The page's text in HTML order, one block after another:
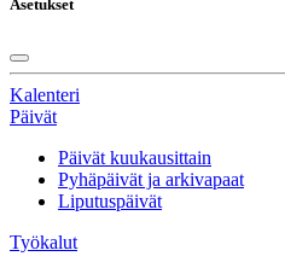
Asetukset
Kalenteri
Päivät
Päivät kuukausittain
Pyhäpäivät ja arkivapaat
Liputuspäivät
Työkalut